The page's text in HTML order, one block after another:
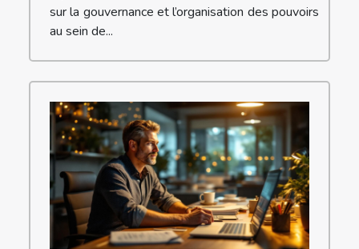
sur la gouvernance et l’organisation des pouvoirs
au sein de...